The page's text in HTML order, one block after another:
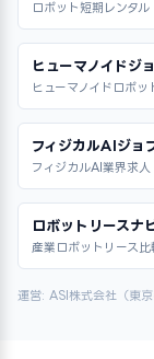
ロボット短期レンタル
ヒューマノイドジ
ヒューマノイドロボッ
フィジカルAIジョ
フィジカルAI業界求人
ロボットリースナ
産業ロボットリース比
運営: ASI株式会社（東京